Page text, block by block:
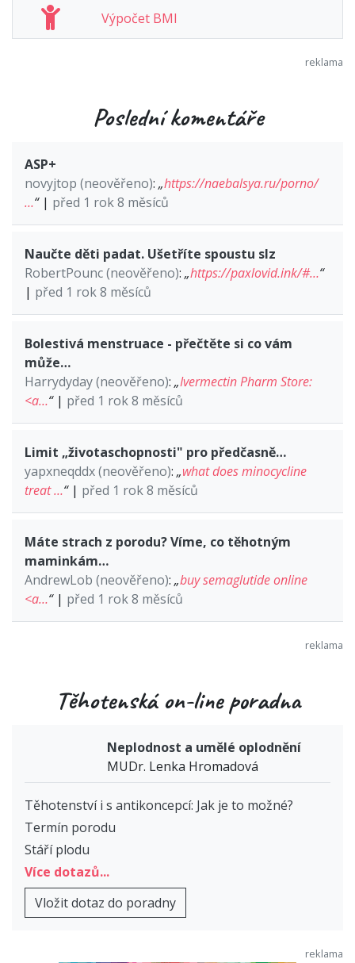
Výpočet BMI
Poslední komentáře
ASP+
novyjtop (neověřeno): „https://naebalsya.ru/porno/
…“| před 1 rok 8 měsíců
Naučte děti padat. Ušetříte spoustu slz
RobertPounc (neověřeno): „https://paxlovid.ink/#…“
| před 1 rok 8 měsíců
Bolestivá menstruace - přečtěte si co vám
může…
Harrydyday (neověřeno): „Ivermectin Pharm Store:
<a…“| před 1 rok 8 měsíců
Limit „životaschopnosti" pro předčasně…
yapxneqddx (neověřeno): „what does minocycline
treat …“| před 1 rok 8 měsíců
Máte strach z porodu? Víme, co těhotným
maminkám…
AndrewLob (neověřeno): „buy semaglutide online
<a…“| před 1 rok 8 měsíců
Těhotenská on-line poradna
Neplodnost a umělé oplodnění
MUDr. Lenka Hromadová
Těhotenství i s antikoncepcí: Jak je to možné?
Termín porodu
Stáří plodu
Více dotazů...
Vložit dotaz do poradny